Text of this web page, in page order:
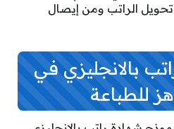
الراتب ومن إيصال
بالانجليزي في